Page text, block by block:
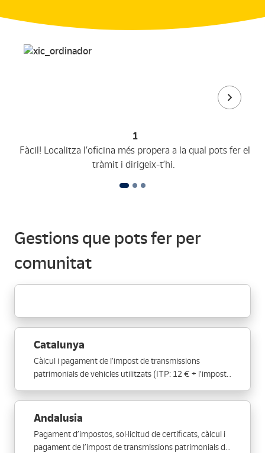
1
Fàcil! Localitza l’oficina més propera a la qual pots fer el
tràmit i dirigeix-t’hi.
Gestions que pots fer per
comunitat
Catalunya
Càlcul i pagament de l’impost de transmissions
patrimonials de vehicles utilitzats (ITP: 12 € + l’impost
Andalusia
Pagament d’impostos, sol·licitud de certificats, càlcul i
pagament de l’impost de transmissions patrimonials de